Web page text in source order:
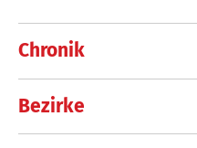
Chronik
Bezirke